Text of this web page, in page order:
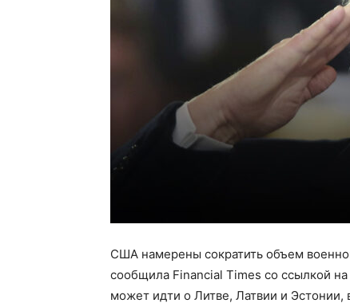
США намерены сократить объем
сообщила Financial Times со ссылкой
может идти о Литве, Латвии и Эстонии,